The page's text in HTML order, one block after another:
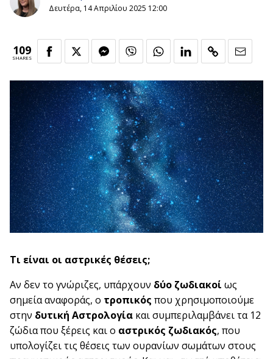
Δευτέρα, 14 Απριλίου 2025 12:00
109
SHARES
Τι είναι οι αστρικές θέσεις;
Αν δεν το γνώριζες, υπάρχουν δύο ζωδιακοί ως
σημεία αναφοράς, ο τροπικός που χρησιμοποιούμε
στην δυτική Αστρολογία και συμπεριλαμβάνει τα 12
ζώδια που ξέρεις και ο αστρικός ζωδιακός, που
υπολογίζει τις θέσεις των ουρανίων σωμάτων στους